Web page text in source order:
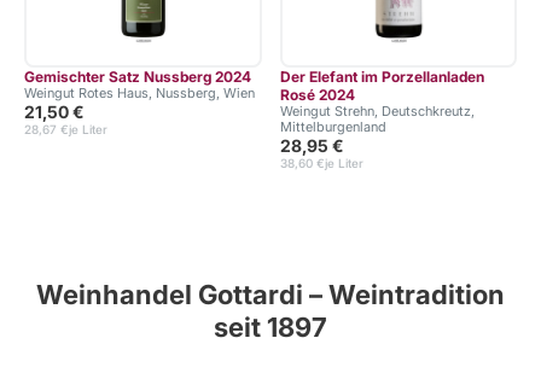
Gemischter Satz Nussberg 2024
Weingut Rotes Haus, Nussberg, Wien
21,50 €
je Liter
28,67 €
Der Elefant im Porzellanladen
Rosé 2024
Weingut Strehn, Deutschkreutz,
Mittelburgenland
28,95 €
je Liter
38,60 €
Weinhandel Gottardi – Weintradition
seit 1897